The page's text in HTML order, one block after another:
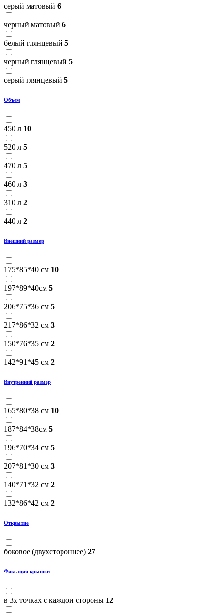
серый матовый 6
черный матовый 6
белый глянцевый 5
черный глянцевый 5
серый глянцевый 5
Объем
450 л 10
520 л 5
470 л 5
460 л 3
310 л 2
440 л 2
Внешний размер
175*85*40 см 10
197*89*40см 5
206*75*36 см 5
217*86*32 см 3
150*76*35 см 2
142*91*45 см 2
Внутренний размер
165*80*38 см 10
187*84*38см 5
196*70*34 см 5
207*81*30 см 3
140*71*32 см 2
132*86*42 см 2
Открытие
боковое (двухстороннее) 27
Фиксация крышки
в 3х точках с каждой стороны 12